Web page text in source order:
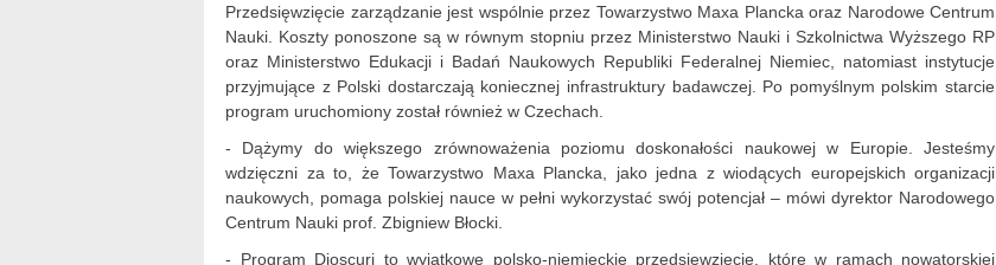
Przedsięwzięcie zarządzanie jest wspólnie przez Towarzystwo Maxa Plancka oraz Narodowe Centrum
Nauki. Koszty ponoszone są w równym stopniu przez Ministerstwo Nauki i Szkolnictwa Wyższego RP
oraz Ministerstwo Edukacji i Badań Naukowych Republiki Federalnej Niemiec, natomiast instytucje
przyjmujące z Polski dostarczają koniecznej infrastruktury badawczej. Po pomyślnym polskim starcie
program uruchomiony został również w Czechach.
- Dążymy do większego zrównoważenia poziomu doskonałości naukowej w Europie. Jesteśmy
wdzięczni za to, że Towarzystwo Maxa Plancka, jako jedna z wiodących europejskich organizacji
naukowych, pomaga polskiej nauce w pełni wykorzystać swój potencjał – mówi dyrektor Narodowego
Centrum Nauki prof. Zbigniew Błocki.
- Program Dioscuri to wyjątkowe polsko-niemieckie przedsięwzięcie, które w ramach nowatorskiej